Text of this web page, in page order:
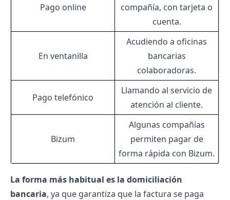
Pago online
compañía, con tarjeta o
cuenta.
En ventanilla
Acudiendo a oficinas
bancarias
colaboradoras.
Pago telefónico
Llamando al servicio de
atención al cliente.
Bizum
Algunas compañías
permiten pagar de
forma rápida con Bizum.
La forma más habitual es la domiciliación
bancaria, ya que garantiza que la factura se paga